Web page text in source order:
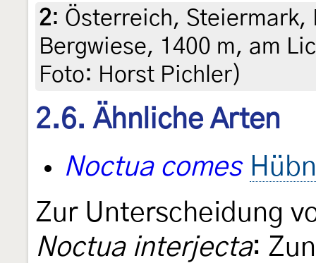
2: Österreich,
Bergwiese, 1400 m, am
Foto: Horst Pichler)
2.6. Ähnliche Arten
Noctua comes
Zur Unterscheidung
Noctua interjecta: